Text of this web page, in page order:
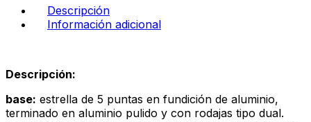
Descripción
Información adicional
Descripción:
base: estrella de 5 puntas en fundición de aluminio,
terminado en aluminio pulido y con rodajas tipo dual.